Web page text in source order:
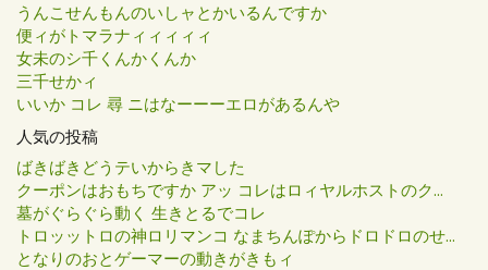
うんこせんもんのいしャとかいるんですか
便ィがトマラナィィィィィ
女未のシ千くんかくんか
三千せかィ
いいか コレ 尋 ニはなーーーエロがあるんや
人気の投稿
ばきばきどうテいからきマした
クーポンはおもちですか アッ コレはロィヤルホストのク...
墓がぐらぐら動く 生きとるでコレ
トロッットロの神ロリマンコ なまちんぽからドロドロのせ...
となりのおとゲーマーの動きがきもィ